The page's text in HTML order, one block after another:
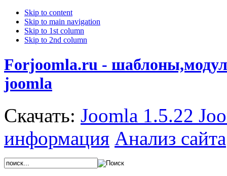
Skip to content
Skip to main navigation
Skip to 1st column
Skip to 2nd column
Forjoomla.ru -
joomla
Скачать: Joomla 1.5.22
информация Анализ сайта